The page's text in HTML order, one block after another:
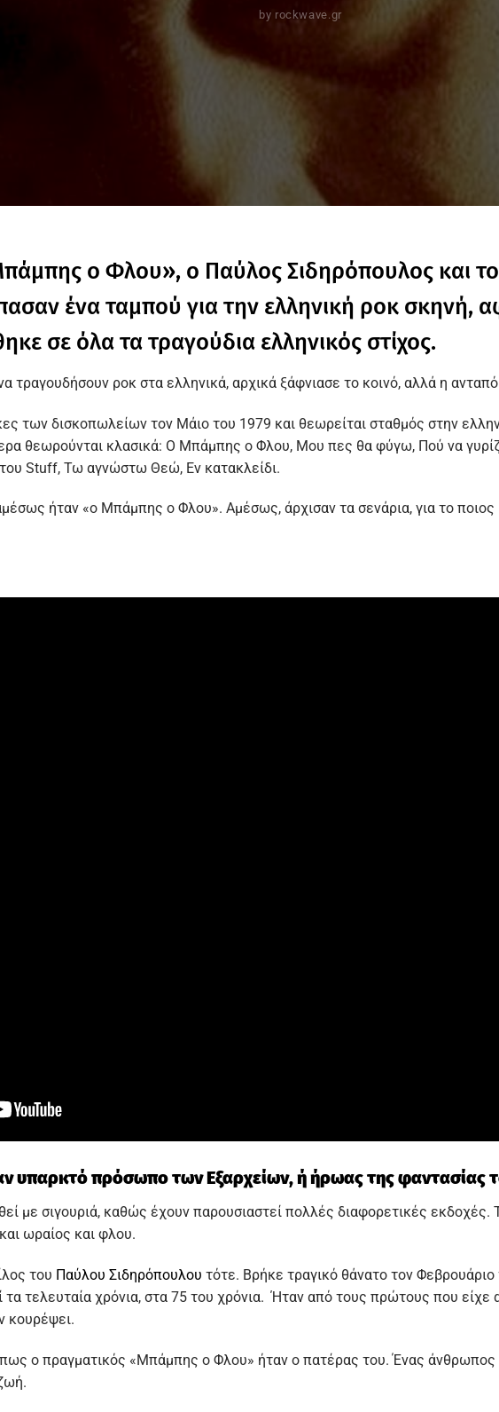
by rockwave.gr
ο Φλου», ο Παύλος Σιδηρόπουλος και
ένα ταμπού για την ελληνική ροκ
σε όλα τα τραγούδια ελληνικός στίχος.
τραγουδήσουν ροκ στα ελληνικά, αρχικά ξάφνιασε το κοινό, αλλά η
των δισκοπωλείων τον Μάιο του 1979 και θεωρείται σταθμός στην
θεωρούνται κλασικά: Ο Μπάμπης ο Φλου, Μου πες θα φύγω, Πού να
Stuff, Τω αγνώστω Θεώ, Εν κατακλείδι.
ήταν «ο Μπάμπης ο Φλου». Αμέσως, άρχισαν τα σενάρια, για το
υπαρκτό πρόσωπο των Εξαρχείων, ή ήρωας της φαντασίας
με σιγουριά, καθώς έχουν παρουσιαστεί πολλές διαφορετικές
ωραίος και φλου.
του Παύλου Σιδηρόπουλου τότε. Βρήκε τραγικό θάνατο τον
τα τελευταία χρόνια, στα 75 του χρόνια. Ήταν από τους πρώτους που είχε
κουρέψει.
πως ο πραγματικός «Μπάμπης ο Φλου» ήταν ο πατέρας του. Ένας